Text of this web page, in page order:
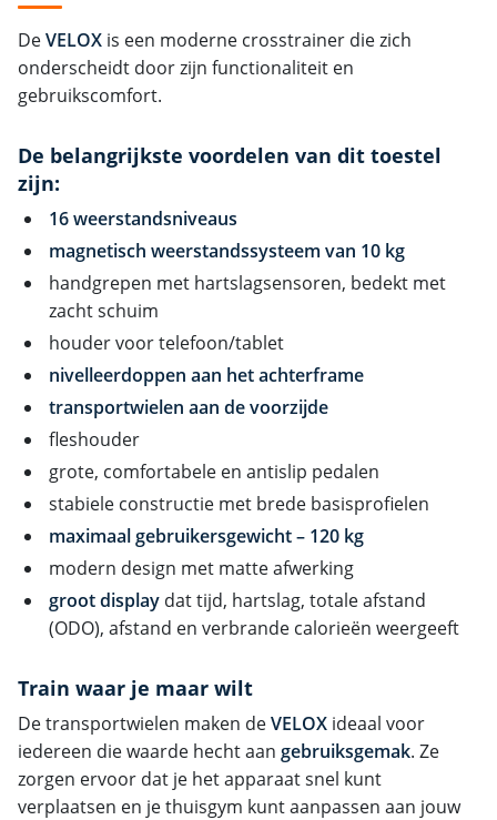
DeVELOX is een moderne crosstrainer die zich
onderscheidt door zijn functionaliteit en
gebruikscomfort.
De belangrijkste voordelen van dit toestel
zijn:
16 weerstandsniveaus
magnetisch weerstandssysteem van 10 kg
handgrepen met hartslagsensoren, bedekt met
zacht schuim
houder voor telefoon/tablet
nivelleerdoppen aan het achterframe
transportwielen aan de voorzijde
fleshouder
grote, comfortabele en antislip pedalen
stabiele constructie met brede basisprofielen
maximaal gebruikersgewicht – 120 kg
modern design met matte afwerking
groot display dat tijd, hartslag, totale afstand
(ODO), afstand en verbrande calorieën weergeeft
Train waar je maar wilt
De transportwielen maken deVELOX ideaal voor
iedereen die waarde hecht aan gebruiksgemak. Ze
zorgen ervoor dat je het apparaat snel kunt
verplaatsen en je thuisgym kunt aanpassen aan jouw